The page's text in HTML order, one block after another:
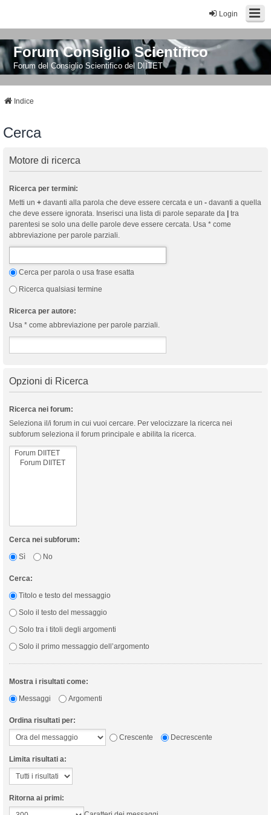
Login
Forum Consiglio Scientifico
Forum del Consiglio Scientifico del DIITET
Indice
Cerca
Motore di ricerca
Ricerca per termini:
Metti un + davanti alla parola che deve essere cercata e un - davanti a quella
che deve essere ignorata. Inserisci una lista di parole separate da
tra
parentesi se solo una delle parole deve essere cercata. Usa * come
abbreviazione per parole parziali.
Cerca per parola o usa frase esatta
Ricerca qualsiasi termine
Ricerca per autore:
Usa * come abbreviazione per parole parziali.
Opzioni di Ricerca
Ricerca nei forum:
Seleziona il/i forum in cui vuoi cercare. Per velocizzare la ricerca nei
subforum seleziona il forum principale e abilita la ricerca.
Cerca nei subforum:
Sì
No
Cerca:
Titolo e testo del messaggio
Solo il testo del messaggio
Solo tra i titoli degli argomenti
Solo il primo messaggio dell’argomento
Mostra i risultati come:
Messaggi
Argomenti
Ordina risultati per:
Crescente
Decrescente
Limita risultati a:
Ritorna ai primi: